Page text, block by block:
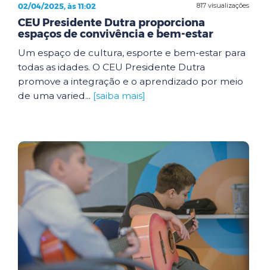
817 visualizações
02/04/2025, às 11:02
CEU Presidente Dutra proporciona
espaços de convivência e bem-estar
Um espaço de cultura, esporte e bem-estar para
todas as idades. O CEU Presidente Dutra
promove a integração e o aprendizado por meio
de uma varied... [saiba mais]